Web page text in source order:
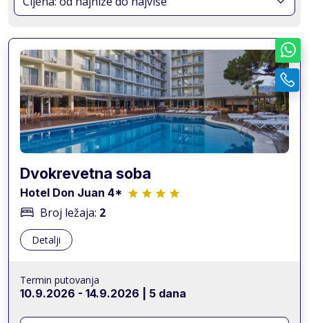
Dvokrevetna soba
Hotel Don Juan 4*
Broj ležaja: 2
Detalji
Termin putovanja
10.9.2026 - 14.9.2026 | 5 dana